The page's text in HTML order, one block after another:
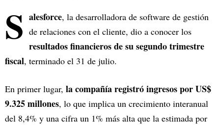
S alesforce, la desarrolladora de software de gestión
de relaciones con el cliente, dio a conocer los
resultados financieros de su segundo trimestre
fiscal, terminado el 31 de julio.
En primer lugar, la compañía registró ingresos por US$
9.325 millones, lo que implica un crecimiento interanual
del 8,4% y una cifra un 1% más alta que la estimada por